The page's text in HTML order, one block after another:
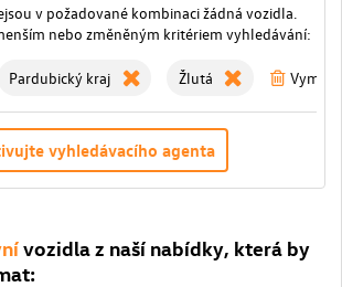
v požadované kombinaci žádná vozidla.
nebo změněným kritériem vyhledávání:
Pardubický kraj Žlutá
vyhledávacího agenta
vozidla z naší nabídky, která by